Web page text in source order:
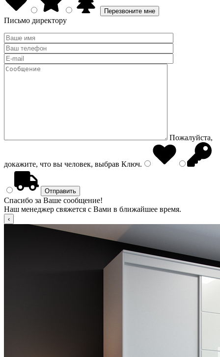
Письмо директору
Пожалуйста,
докажите, что вы человек, выбрав Ключ.
Спасибо за Ваше сообщение!
Наш менеджер свяжется с Вами в ближайшее время.